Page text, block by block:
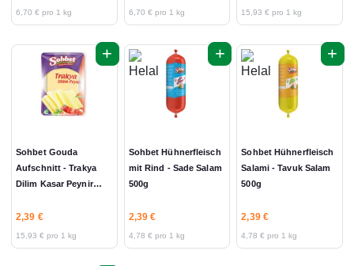
6,70 € pro 1 kg 6,70 € pro 1 kg 15,93 € pro 1 kg
+
Sohbet Gouda
Aufschnitt - Trakya
Dilim Kasar Peynir
2,39 €
15,93 € pro 1 kg
+
Sohbet Hühnerfleisch
mit Rind - Sade Salam
500g
2,39 €
4,78 € pro 1 kg
+
Sohbet Hühnerfleisch
Salami - Tavuk Salam
500g
2,39 €
4,78 € pro 1 kg